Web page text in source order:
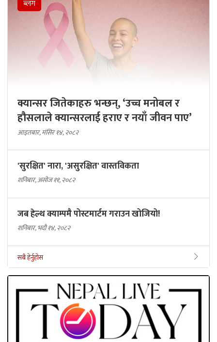
ब्लग
क्यान्सर जितेकाहरु भन्छन्, ‘उच्च मनोबल र
हौसलाले क्यान्सरलाई हराए र नयाँ जीवन पाए’
आइतबार, मंसिर १४, २०८२
'सुरक्षित' नारा, 'असुरक्षित' वास्तविकता
शनिबार, असोज ११, २०८२
जब हेल्थ क्याम्पमै पोस्टमार्टम गराउन खोजियो!
शनिबार, भदौ १४, २०८२
सबै हेर्नुहोस